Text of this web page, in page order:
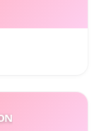
borough
of
to ensure